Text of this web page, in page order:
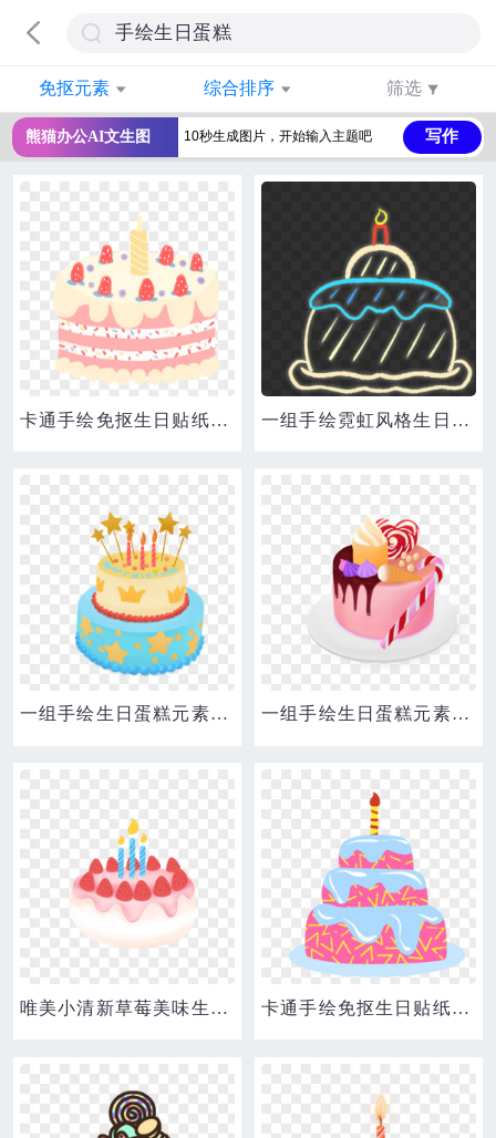
免抠元素 综合排序 筛选
熊猫办公AI文生图 写作
卡通手绘免抠生日贴纸之生日蛋糕元素 一组手绘霓虹风格生日派对装饰之生日蛋糕元素
一组手绘生日蛋糕元素合集素材 一组手绘生日蛋糕元素合集之糖果蛋糕素材
唯美小清新草莓美味生日蛋糕手绘元素 卡通手绘免抠生日贴纸之生日蛋糕